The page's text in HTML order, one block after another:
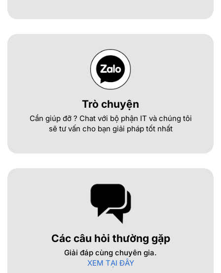
Trò chuyện
Cần giúp đỡ ? Chat với bộ phận IT và chúng tôi
sẽ tư vấn cho bạn giải pháp tốt nhất
Các câu hỏi thường gặp
Giải đáp cùng chuyên gia.
XEM TẠI ĐÂY